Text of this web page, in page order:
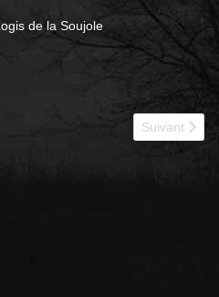
de la Soujole
Article
Suivant